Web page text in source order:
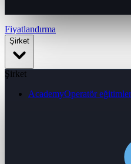
Fiyatlandırma
Şirket
Şirket
AcademyOperatör